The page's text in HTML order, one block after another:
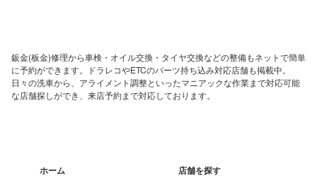
鈑金(板金)修理から車検・オイル交換・タイヤ交換などの整備もネットで簡単
に予約ができます。ドラレコやETCのパーツ持ち込み対応店舗も掲載中。
日々の洗車から、アライメント調整といったマニアックな作業まで対応可能
な店舗探しができ、来店予約まで対応しております。
ホーム 店舗を探す